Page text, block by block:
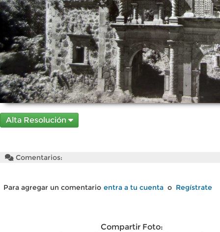
Alta Resolución
Comentarios:
Para agregar un comentario entra a tu cuenta o Regístrate
Compartir Foto: